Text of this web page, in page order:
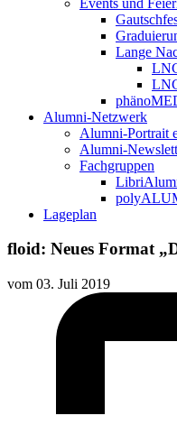
Lange
Alumni-Netzwerk
Alumni-Portrait
Alumni-
Fachgruppen
Lageplan
floid: Neues Format
vom 03. Juli 2019